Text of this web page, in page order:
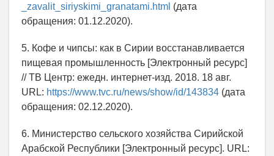
_zavalit_siriyskimi_granatami.html (дата
обращения: 01.12.2020).
5. Кофе и чипсы: как в Сирии восстанавливается
пищевая промышленность [Электронный ресурс]
// ТВ Центр: ежедн. интернет-изд. 2018. 18 авг.
URL: https://www.tvc.ru/news/show/id/143834 (дата
обращения: 02.12.2020).
6. Министерство сельского хозяйства Сирийской
Арабской Республики [Электронный ресурс]. URL: